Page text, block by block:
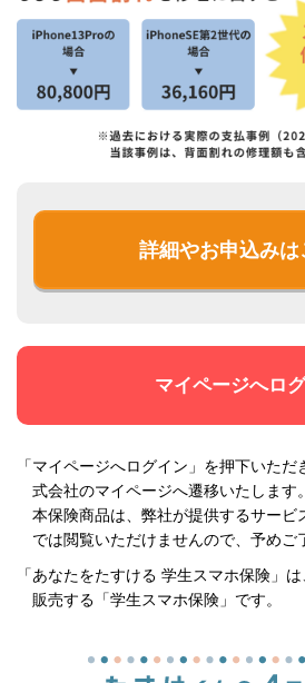
詳細やお申込みは
マイページへロ
「マイページへログイン」を押下いた
式会社のマイページへ遷移いたします。
本保険商品は、弊社が提供するサービ
では閲覧いただけませんので、予めご
「あなたをたすける 学生スマホ保険」
販売する「学生スマホ保険」です。